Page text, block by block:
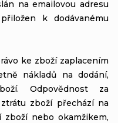
na emailovou adresu
k dodávanému
ke zboží zaplacením
nákladů na dodání,
Odpovědnost za
zboží přechází na
nebo okamžikem,